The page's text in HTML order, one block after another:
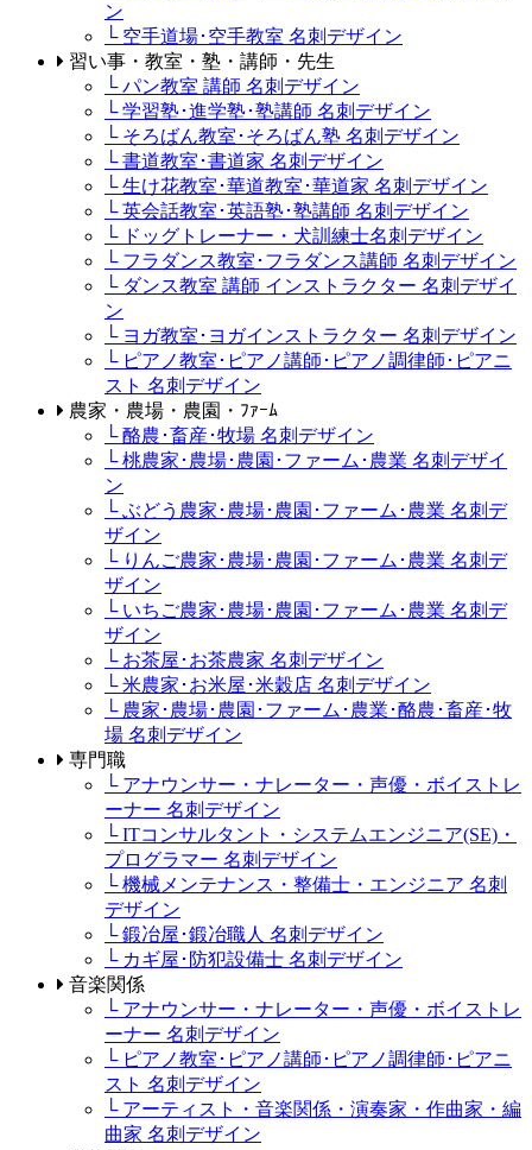
ン
└ 空手道場･空手教室 名刺デザイン
習い事・教室・塾・講師・先生
└ パン教室 講師 名刺デザイン
└ 学習塾･進学塾･塾講師 名刺デザイン
└ そろばん教室･そろばん塾 名刺デザイン
└ 書道教室･書道家 名刺デザイン
└ 生け花教室･華道教室･華道家 名刺デザイン
└ 英会話教室･英語塾･塾講師 名刺デザイン
└ ドッグトレーナー・犬訓練士名刺デザイン
└ フラダンス教室･フラダンス講師 名刺デザイン
└ ダンス教室 講師 インストラクター 名刺デザイ
ン
└ ヨガ教室･ヨガインストラクター 名刺デザイン
└ ピアノ教室･ピアノ講師･ピアノ調律師･ピアニ
スト 名刺デザイン
農家・農場・農園・ﾌｧｰﾑ
└ 酪農･畜産･牧場 名刺デザイン
└ 桃農家･農場･農園･ファーム･農業 名刺デザイ
ン
└ ぶどう農家･農場･農園･ファーム･農業 名刺デ
ザイン
└ りんご農家･農場･農園･ファーム･農業 名刺デ
ザイン
└ いちご農家･農場･農園･ファーム･農業 名刺デ
ザイン
└ お茶屋･お茶農家 名刺デザイン
└ 米農家･お米屋･米穀店 名刺デザイン
└ 農家･農場･農園･ファーム･農業･酪農･畜産･牧
場 名刺デザイン
専門職
└ アナウンサー・ナレーター・声優・ボイストレ
ーナー 名刺デザイン
└ ITコンサルタント・システムエンジニア(SE)・
プログラマー 名刺デザイン
└ 機械メンテナンス・整備士・エンジニア 名刺
デザイン
└ 鍛冶屋･鍛冶職人 名刺デザイン
└ カギ屋･防犯設備士 名刺デザイン
音楽関係
└ アナウンサー・ナレーター・声優・ボイストレ
ーナー 名刺デザイン
└ ピアノ教室･ピアノ講師･ピアノ調律師･ピアニ
スト 名刺デザイン
└ アーティスト・音楽関係・演奏家・作曲家・編
曲家 名刺デザイン